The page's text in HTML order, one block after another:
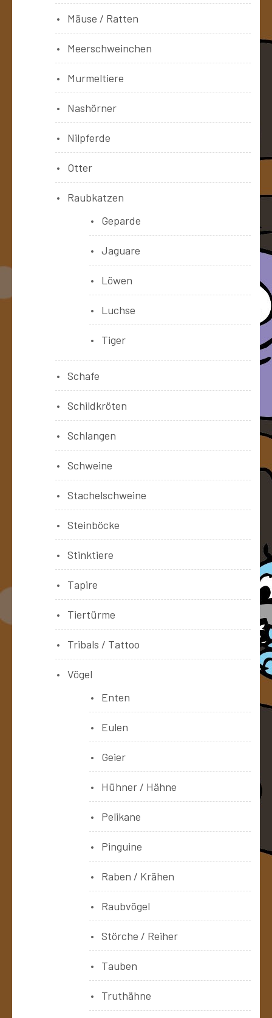
Mäuse / Ratten
Meerschweinchen
Murmeltiere
Nashörner
Nilpferde
Otter
Raubkatzen
Geparde
Jaguare
Löwen
Luchse
Tiger
Schafe
Schildkröten
Schlangen
Schweine
Stachelschweine
Steinböcke
Stinktiere
Tapire
Tiertürme
Tribals / Tattoo
Vögel
Enten
Eulen
Geier
Hühner / Hähne
Pelikane
Pinguine
Raben / Krähen
Raubvögel
Störche / Reiher
Tauben
Truthähne